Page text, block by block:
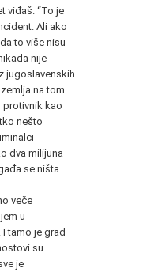
viđaš. “To je
Ali ako
to više nisu
nije
jugoslavenskih
na tom
protivnik kao
nešto
dva milijuna
se ništa.
veče
u
tamo je grad
su
je